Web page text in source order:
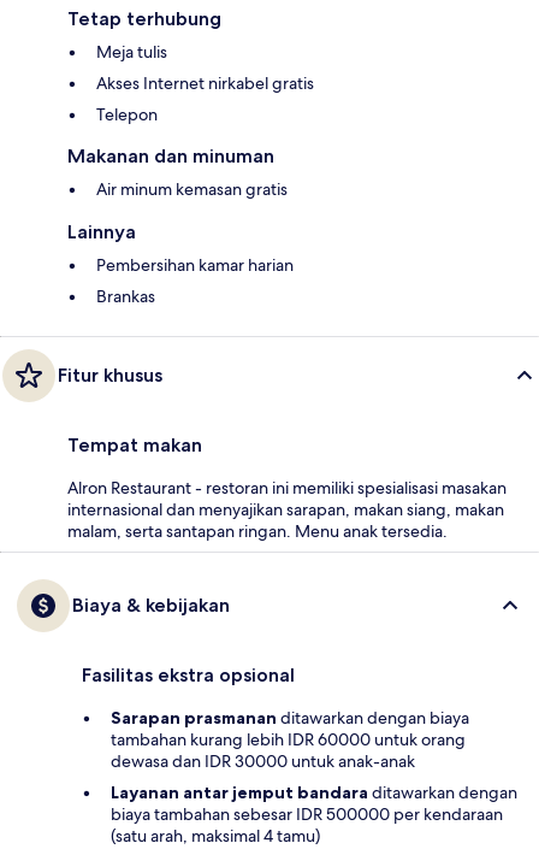
Tetap terhubung
Meja tulis
Akses Internet nirkabel gratis
Telepon
Makanan dan minuman
Air minum kemasan gratis
Lainnya
Pembersihan kamar harian
Brankas
Fitur khusus
Tempat makan
Alron Restaurant - restoran ini memiliki spesialisasi masakan
internasional dan menyajikan sarapan, makan siang, makan
malam, serta santapan ringan. Menu anak tersedia.
Biaya & kebijakan
Fasilitas ekstra opsional
Sarapan prasmanan ditawarkan dengan biaya
tambahan kurang lebih IDR 60000 untuk orang
dewasa dan IDR 30000 untuk anak-anak
Layanan antar jemput bandara ditawarkan dengan
biaya tambahan sebesar IDR 500000 per kendaraan
(satu arah, maksimal 4 tamu)